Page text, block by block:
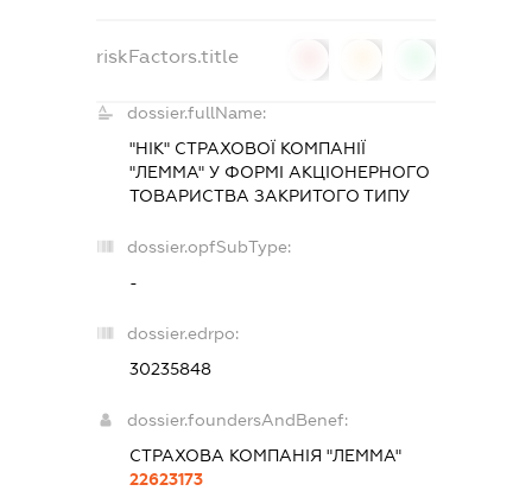
riskFactors.title
dossier.fullName:
"НІК" СТРАХОВОЇ КОМПАНІЇ
"ЛЕММА" У ФОРМІ АКЦІОНЕРНОГО
ТОВАРИСТВА ЗАКРИТОГО ТИПУ
dossier.opfSubType:
-
dossier.edrpo:
30235848
dossier.foundersAndBenef:
СТРАХОВА КОМПАНІЯ "ЛЕММА"
22623173